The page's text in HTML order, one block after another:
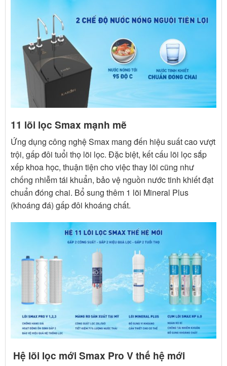
11 lõi lọc Smax mạnh mẽ
Ứng dụng công nghệ Smax mang đến hiệu suất cao vượt
trội, gấp đôi tuổi thọ lõi lọc. Đặc biệt, kết cấu lõi lọc sắp
xếp khoa học, thuận tiện cho việc thay lõi cũng như
chống nhiễm tái khuẩn, bảo vệ nguồn nước tinh khiết đạt
chuẩn đóng chai. Bổ sung thêm 1 lõi Mineral Plus
(khoáng đá) gấp đôi khoáng chất.
Hệ lõi lọc mới Smax Pro V thế hệ mới